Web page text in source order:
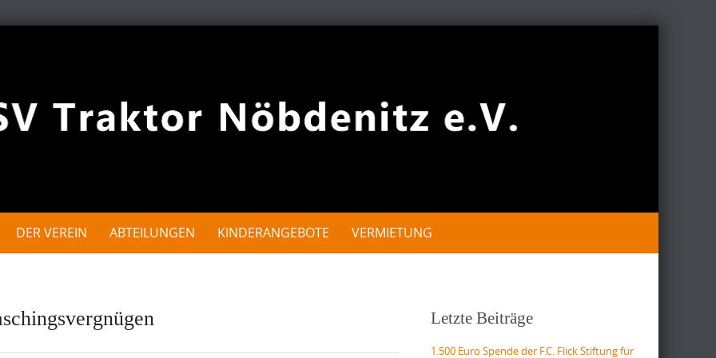
DER VEREIN ABTEILUNGEN KINDERANGEBOTE VERMIETUNG
Letzte Beiträge
1.500 Euro Spende der F.C. Flick Stiftung für